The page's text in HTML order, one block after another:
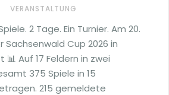
VERANSTALTUNG
2 Tage. Ein Turnier. Am 20.
Sachsenwald Cup 2026 in
Auf 17 Feldern in zwei
375 Spiele in 15
215 gemeldete